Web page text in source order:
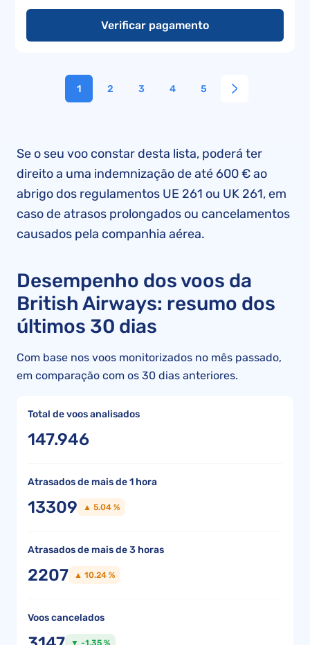
Verificar pagamento
1 2 3 4 5
Se o seu voo constar desta lista, poderá ter
direito a uma indemnização de até 600 € ao
abrigo dos regulamentos UE 261 ou UK 261, em
caso de atrasos prolongados ou cancelamentos
causados pela companhia aérea.
Desempenho dos voos da
British Airways: resumo dos
últimos 30 dias
Com base nos voos monitorizados no mês passado,
em comparação com os 30 dias anteriores.
Total de voos analisados
147.946
Atrasados de mais de 1 hora
13309 ▲ 5.04 %
Atrasados de mais de 3 horas
2207 ▲ 10.24 %
Voos cancelados
▼ -1.35 %